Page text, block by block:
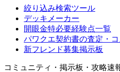
絞り込み検索ツール
デッキメーカー
開眼金特必要経験点一覧
パワクエ契約書の査定・
新フレンド募集掲示板
コミュニティ・掲示板・攻略速